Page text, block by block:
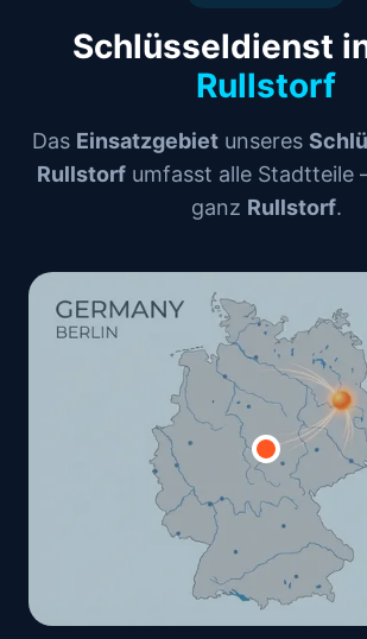
Schlüsseldienst
Rullstorf
Das Einsatzgebietunseres
Rullstorf umfasst alle Stadtteile
ganz Rullstorf.